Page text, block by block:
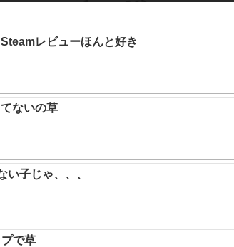
レビューほんと好き
ないの草
い子じゃ、、、
で草